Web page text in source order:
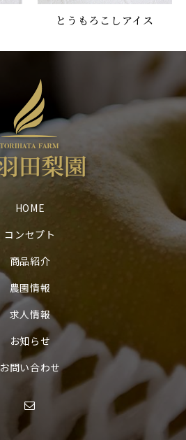
とうもろこしアイス
HOME
コンセプト
商品紹介
農園情報
求人情報
お知らせ
お問い合わせ